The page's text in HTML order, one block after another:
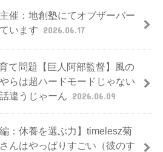
催：地創塾にてオブザーバー
います 2026.06.17
て問題【巨人阿部監督】風の
らは超ハードモードじゃない
違うじゃーん 2026.06.09
編：休養を選ぶ力】timelesz菊
んはやっぱりすごい（彼のす